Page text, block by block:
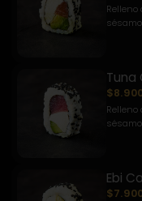
sésamo
Tuna
sésamo
Ebi